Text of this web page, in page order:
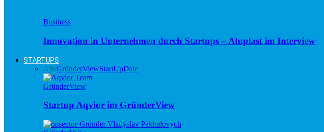
Business
Innovation in Unternehmen durch Startups – Aluplast im Interview
STARTUPS
AlleGründerViewStartUpDate
GründerView
Startup Aqvior im GründerView